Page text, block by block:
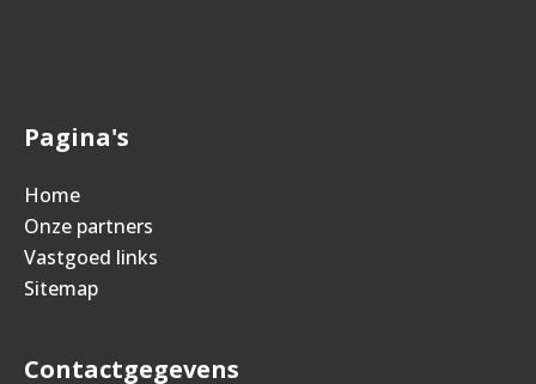
Pagina's
Home
Onze partners
Vastgoed links
Sitemap
Contactgegevens